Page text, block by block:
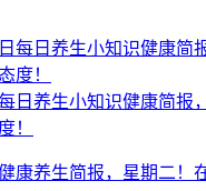
日养生小知识健康简报
！
康养生简报，星期二！